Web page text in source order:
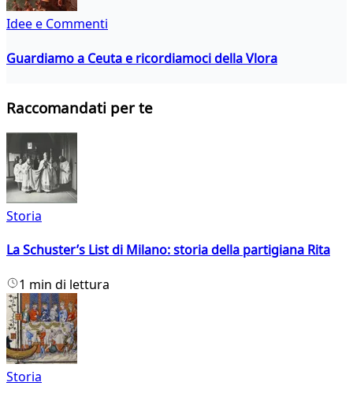
Idee e Commenti
Guardiamo a Ceuta e ricordiamoci della Vlora
Raccomandati per te
Storia
La Schuster’s List di Milano: storia della partigiana Rita
1 min di lettura
Storia